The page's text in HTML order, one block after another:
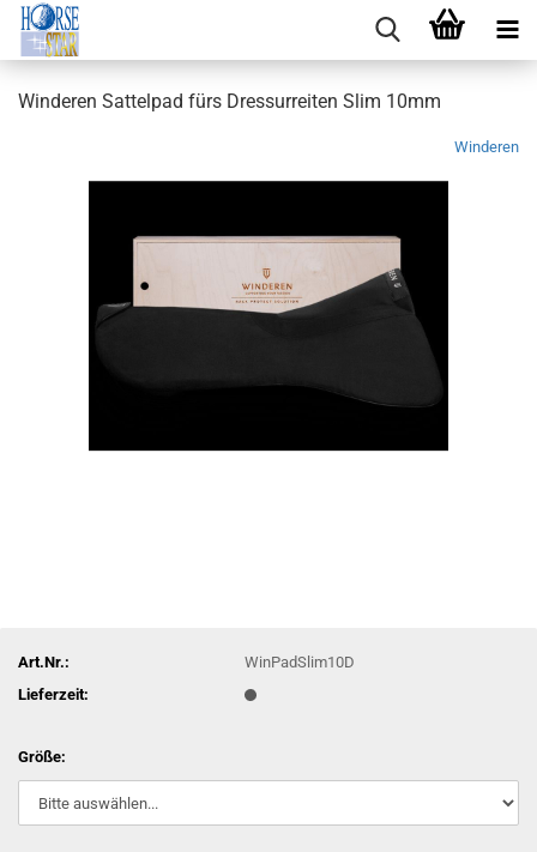
Winderen Sattelpad fürs Dressurreiten Slim 10mm
Winderen
Art.Nr.:
WinPadSlim10D
Lieferzeit:
Größe: